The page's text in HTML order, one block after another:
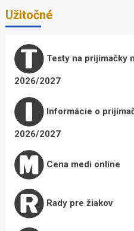
Užitočné
Testy na prijímačky
2026/2027
Informácie o
2026/2027
Cena medi online
Rady pre žiakov